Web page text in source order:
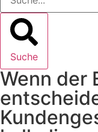
Suche
Wenn der